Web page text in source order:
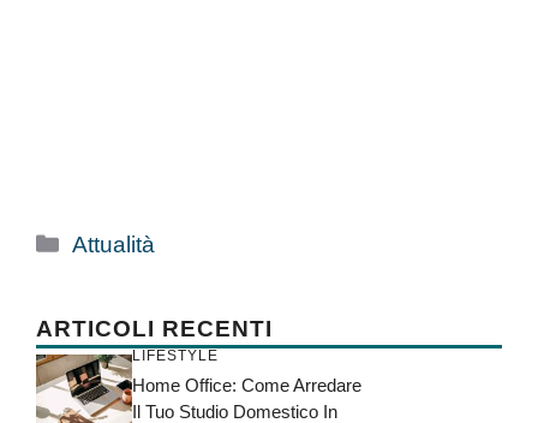
Categorie
Attualità
ARTICOLI RECENTI
LIFESTYLE
Home Office: Come Arredare
Il Tuo Studio Domestico In